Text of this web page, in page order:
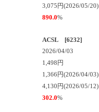
3,075円(2026/05/20)
890.0%
ACSL [6232]
2026/04/03
1,498円
1,366円(2026/04/03)
4,130円(2026/05/12)
302.0%